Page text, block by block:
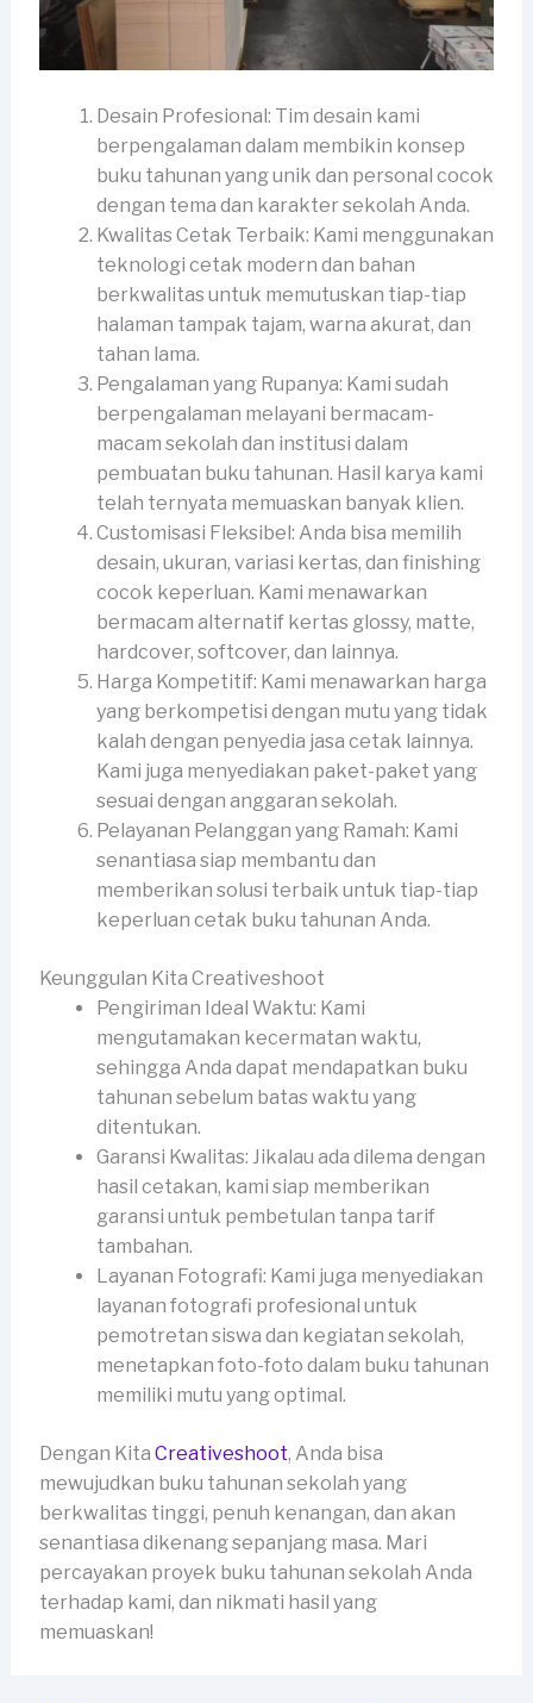
Desain Profesional: Tim desain kami
berpengalaman dalam membikin konsep
buku tahunan yang unik dan personal cocok
dengan tema dan karakter sekolah Anda.
Kwalitas Cetak Terbaik: Kami menggunakan
teknologi cetak modern dan bahan
berkwalitas untuk memutuskan tiap-tiap
halaman tampak tajam, warna akurat, dan
tahan lama.
Pengalaman yang Rupanya: Kami sudah
berpengalaman melayani bermacam-
macam sekolah dan institusi dalam
pembuatan buku tahunan. Hasil karya kami
telah ternyata memuaskan banyak klien.
Customisasi Fleksibel: Anda bisa memilih
desain, ukuran, variasi kertas, dan finishing
cocok keperluan. Kami menawarkan
bermacam alternatif kertas glossy, matte,
hardcover, softcover, dan lainnya.
Harga Kompetitif: Kami menawarkan harga
yang berkompetisi dengan mutu yang tidak
kalah dengan penyedia jasa cetak lainnya.
Kami juga menyediakan paket-paket yang
sesuai dengan anggaran sekolah.
Pelayanan Pelanggan yang Ramah: Kami
senantiasa siap membantu dan
memberikan solusi terbaik untuk tiap-tiap
keperluan cetak buku tahunan Anda.
Keunggulan Kita Creativeshoot
Pengiriman Ideal Waktu: Kami
mengutamakan kecermatan waktu,
sehingga Anda dapat mendapatkan buku
tahunan sebelum batas waktu yang
ditentukan.
Garansi Kwalitas: Jikalau ada dilema dengan
hasil cetakan, kami siap memberikan
garansi untuk pembetulan tanpa tarif
tambahan.
Layanan Fotografi: Kami juga menyediakan
layanan fotografi profesional untuk
pemotretan siswa dan kegiatan sekolah,
menetapkan foto-foto dalam buku tahunan
memiliki mutu yang optimal.
Dengan Kita Creativeshoot, Anda bisa
mewujudkan buku tahunan sekolah yang
berkwalitas tinggi, penuh kenangan, dan akan
senantiasa dikenang sepanjang masa. Mari
percayakan proyek buku tahunan sekolah Anda
terhadap kami, dan nikmati hasil yang
memuaskan!